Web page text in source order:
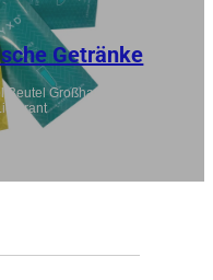
Getränke
Beutel Großhandel